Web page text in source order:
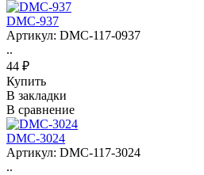
DMC-937
Артикул: DMC-117-0937
..
44 ₽
Купить
В закладки
В сравнение
DMC-3024
Артикул: DMC-117-3024
..